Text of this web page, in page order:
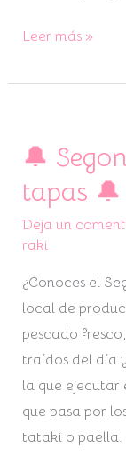
Leer más »
🔔
tapas 🔔
Deja un
raki
¿Conoces el
local de
pescado
traídos del día
la que ejecutar
que pasa por
tataki o paella.
🔔
Mercat
fresh
fish
&
tapas
🔔